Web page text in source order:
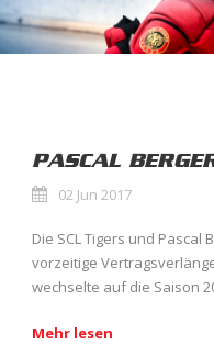
PASCAL
02 Jun 2017
Die SCL Tigers und
vorzeitige
wechselte auf die Saison
Mehr lesen